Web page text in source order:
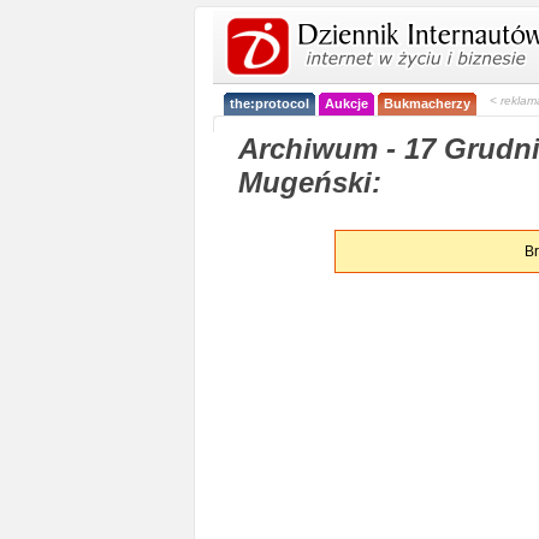
the:protocol Aukcje Bukmacherzy <
Archiwum - 17
Mugeński: